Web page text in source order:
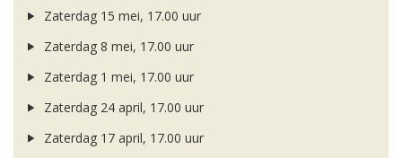
Zaterdag 15 mei, 17.00 uur
Zaterdag 8 mei, 17.00 uur
Zaterdag 1 mei, 17.00 uur
Zaterdag 24 april, 17.00 uur
Zaterdag 17 april, 17.00 uur